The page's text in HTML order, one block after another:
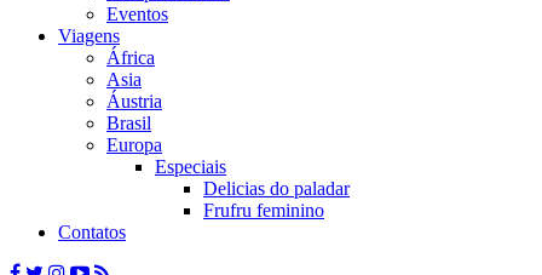
Eventos
Viagens
África
Asia
Áustria
Brasil
Europa
Especiais
Delicias do paladar
Frufru feminino
Contatos